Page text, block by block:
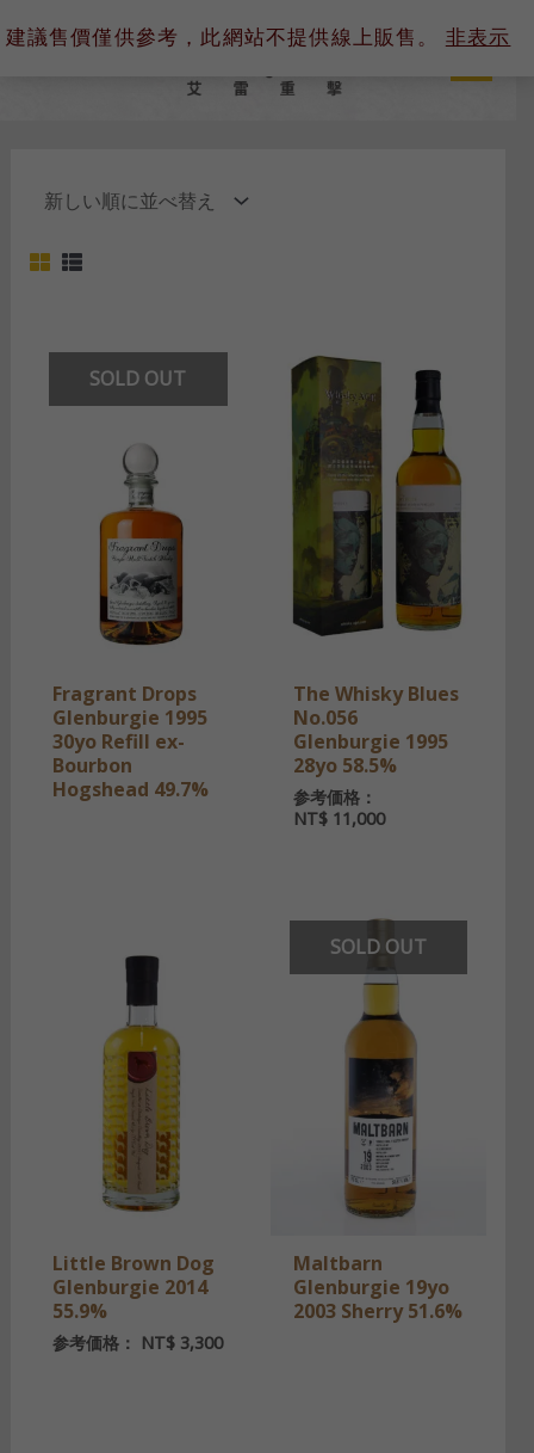
建議售價僅供參考，此網站不提供線上販售。 非表示
容
SOLD OUT
Fragrant Drops
Glenburgie 1995
30yo Refill ex-
Bourbon
Hogshead 49.7%
The Whisky Blues
No.056
Glenburgie 1995
28yo 58.5%
参考価格：
NT$11,000
Little Brown Dog
Glenburgie 2014
55.9%
参考価格： NT$3,300
SOLD OUT
Maltbarn
Glenburgie 19yo
2003 Sherry 51.6%